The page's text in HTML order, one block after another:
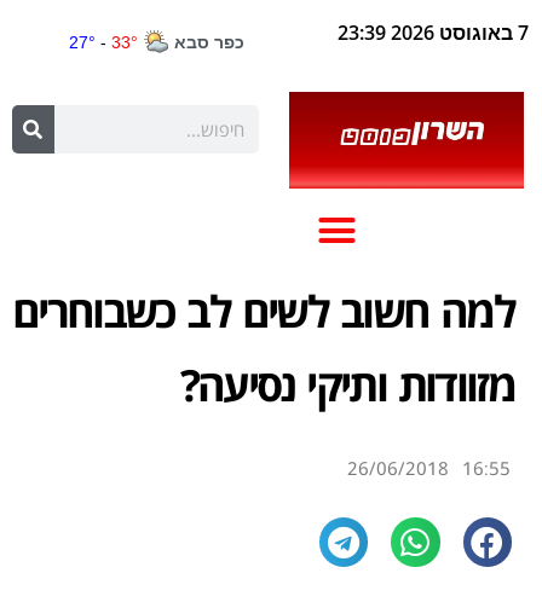
7 באוגוסט 2026 23:39
למה חשוב לשים לב כשבוחרים
מזוודות ותיקי נסיעה?
16:55
26/06/2018